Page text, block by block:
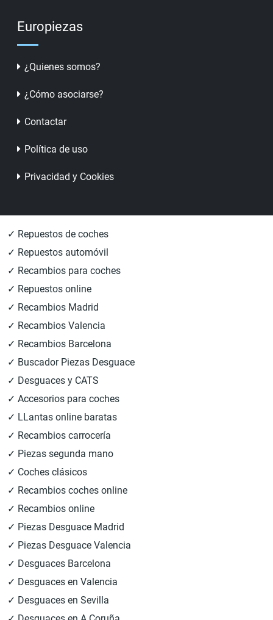
Europiezas
¿Quienes somos?
¿Cómo asociarse?
Contactar
Política de uso
Privacidad y Cookies
✓ Repuestos de coches
✓ Repuestos automóvil
✓ Recambios para coches
✓ Repuestos online
✓ Recambios Madrid
✓ Recambios Valencia
✓ Recambios Barcelona
✓ Buscador Piezas Desguace
✓ Desguaces y CATS
✓ Accesorios para coches
✓ LLantas online baratas
✓ Recambios carrocería
✓ Piezas segunda mano
✓ Coches clásicos
✓ Recambios coches online
✓ Recambios online
✓ Piezas Desguace Madrid
✓ Piezas Desguace Valencia
✓ Desguaces Barcelona
✓ Desguaces en Valencia
✓ Desguaces en Sevilla